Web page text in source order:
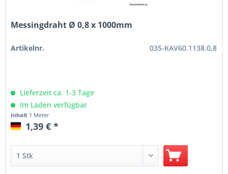
Messingdraht Ø 0,8 x 1000mm
Artikelnr. 035-KAV60.1138.0,8
Lieferzeit ca. 1-3 Tage
Im Laden verfügbar
Inhalt 1 Meter
1,39 € *